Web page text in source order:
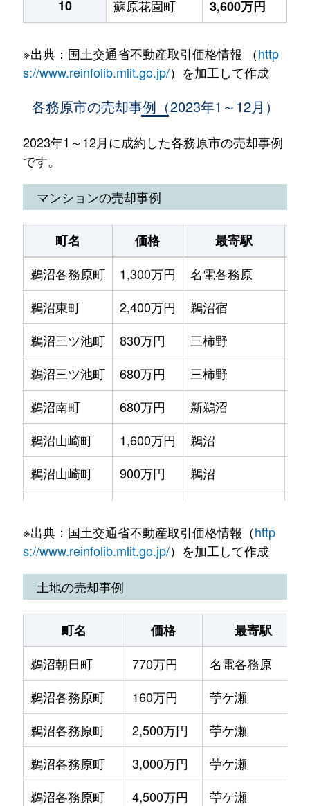
10 蘇原花園町 3,600万円
※出典：国土交通省不動産取引価格情報 （http
s://www.reinfolib.mlit.go.jp/）を加工して作成
各務原市の売却事例（2023年1～12月）
2023年1～12月に成約した各務原市の売却事例
です。
マンションの売却事例
町名 価格 最寄駅
鵜沼各務原町
1,300万円 名電各務原
鵜沼東町
2,400万円 鵜沼宿
鵜沼三ツ池町
830万円 三柿野
鵜沼三ツ池町
680万円 三柿野
鵜沼南町
680万円 新鵜沼
鵜沼山崎町
1,600万円 鵜沼
鵜沼山崎町
900万円 鵜沼
蘇原月丘町
70万円 蘇原
蘇原月丘町
150万円 蘇原
蘇原村雨町
750万円 六軒(岐阜)
蘇原六軒町
1,300万円 六軒(岐阜)
那加桜町
2,600万円 各務原市役所前
那加門前町
2,900万円 各務原市役所前
※出典：国土交通省不動産取引価格情報（http
s://www.reinfolib.mlit.go.jp/）を加工して作成
土地の売却事例
町名 価格
最寄駅
鵜沼朝日町
770万円
名電各務原
鵜沼各務原町
160万円
苧ケ瀬
鵜沼各務原町
2,500万円
苧ケ瀬
鵜沼各務原町
3,000万円
苧ケ瀬
鵜沼各務原町
4,500万円
苧ケ瀬